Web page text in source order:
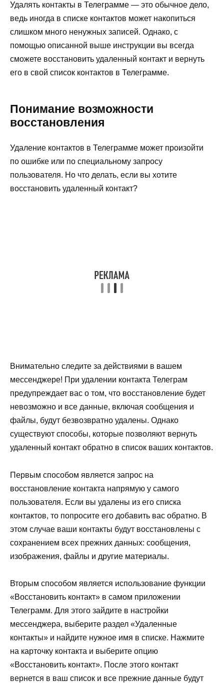
Удалять контакты в Телеграмме — это обычное дело,
ведь иногда в списке контактов может накопиться
слишком много ненужных записей. Однако, с
помощью описанной выше инструкции вы всегда
сможете восстановить удаленный контакт и вернуть
его в свой список контактов в Телеграмме.
Понимание возможности
восстановления
Удаление контактов в Телеграмме может произойти
по ошибке или по специальному запросу
пользователя. Но что делать, если вы хотите
восстановить удаленный контакт?
Внимательно следите за действиями в вашем
мессенджере! При удалении контакта Телеграм
предупреждает вас о том, что восстановление будет
невозможно и все данные, включая сообщения и
файлы, будут безвозвратно удалены. Однако
существуют способы, которые позволяют вернуть
удаленный контакт обратно в список ваших контактов.
Первым способом является запрос на
восстановление контакта напрямую у самого
пользователя. Если вы удалены из его списка
контактов, то попросите его добавить вас обратно. В
этом случае ваши контакты будут восстановлены с
сохранением всех прежних данных: сообщения,
изображения, файлы и другие материалы.
Вторым способом является использование функции
«Восстановить контакт» в самом приложении
Телеграмм. Для этого зайдите в настройки
мессенджера, выберите раздел «Удаленные
контакты» и найдите нужное имя в списке. Нажмите
на карточку контакта и выберите опцию
«Восстановить контакт». После этого контакт
вернется в ваш список и все прежние данные будут